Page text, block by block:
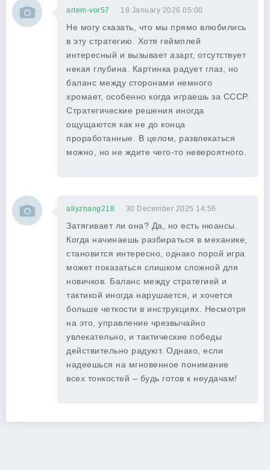
artem-vor57 18 January 2026 05:00
Не могу сказать, что мы прямо влюбились
в эту стратегию. Хотя геймплей
интересный и вызывает азарт, отсутствует
некая глубина. Картинка радует глаз, но
баланс между сторонами немного
хромает, особенно когда играешь за СССР.
Стратегические решения иногда
ощущаются как не до конца
проработанные. В целом, развлекаться
можно, но не ждите чего-то невероятного.
allyzhang218 30 December 2025 14:56
Затягивает ли она? Да, но есть нюансы.
Когда начинаешь разбираться в механике,
становится интересно, однако порой игра
может показаться слишком сложной для
новичков. Баланс между стратегией и
тактикой иногда нарушается, и хочется
больше четкости в инструкциях. Несмотря
на это, управление чрезвычайно
увлекательно, и тактические победы
действительно радуют. Однако, если
надеешься на мгновенное понимание
всех тонкостей – будь готов к неудачам!